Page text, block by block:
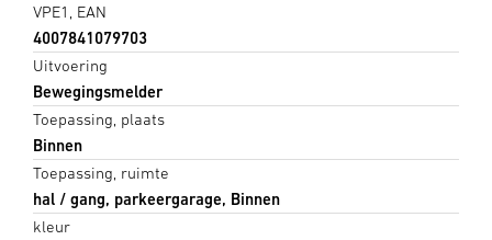
VPE1, EAN
4007841079703
Uitvoering
Bewegingsmelder
Toepassing, plaats
Binnen
Toepassing, ruimte
hal / gang, parkeergarage, Binnen
kleur